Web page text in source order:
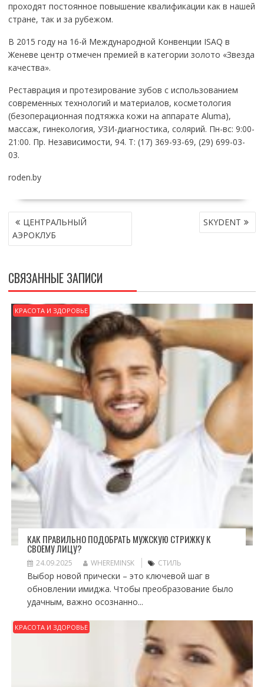
проходят постоянное повышение квалификации как в нашей
стране, так и за рубежом.
В 2015 году на 16-й Международной Конвенции ISAQ в
Женеве центр отмечен премией в категории золото «Звезда
качества».
Реставрация и протезирование зубов с использованием
современных технологий и материалов, косметология
(безоперационная подтяжка кожи на аппарате Aluma),
массаж, гинекология, УЗИ-диагностика, солярий. Пн-вс: 9:00-
21:00. Пр. Независимости, 94. Т: (17) 369-93-69, (29) 699-03-
03.
roden.by
НАВИГАЦИЯ
ПО
ЗАПИСЯМ
ЦЕНТРАЛЬНЫЙ
АЭРОКЛУБ
SKYDENT
СВЯЗАННЫЕ ЗАПИСИ
КРАСОТА И ЗДОРОВЬЕ
КАК ПРАВИЛЬНО ПОДОБРАТЬ МУЖСКУЮ СТРИЖКУ К
СВОЕМУ ЛИЦУ?
24.09.2025 WHEREMINSK СТИЛЬ
Выбор новой прически – это ключевой шаг в
обновлении имиджа. Чтобы преобразование было
удачным, важно осознанно...
КРАСОТА И ЗДОРОВЬЕ